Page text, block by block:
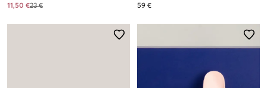
11,50 €23 €
59 €